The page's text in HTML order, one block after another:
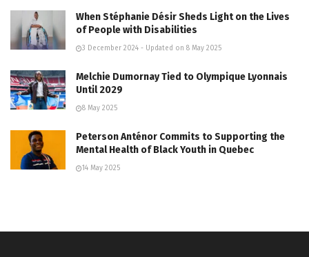
When Stéphanie Désir Sheds Light on the Lives
of People with Disabilities
3 December 2024 - Updated on 8 May 2025
Melchie Dumornay Tied to Olympique Lyonnais
Until 2029
8 May 2025
Peterson Anténor Commits to Supporting the
Mental Health of Black Youth in Quebec
14 May 2025